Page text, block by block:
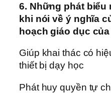
6. Những phát
khi nói về ý nghĩa
hoạch giáo dục
Giúp khai thác có
thiết bị dạy học
Phát huy quyền tự